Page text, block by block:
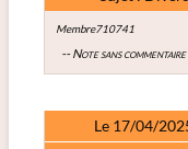
Membre710741
-- Note sans
Le 17/04/